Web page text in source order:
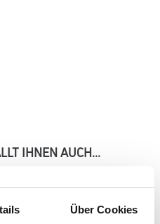
Über Cookies
IHNEN AUCH...